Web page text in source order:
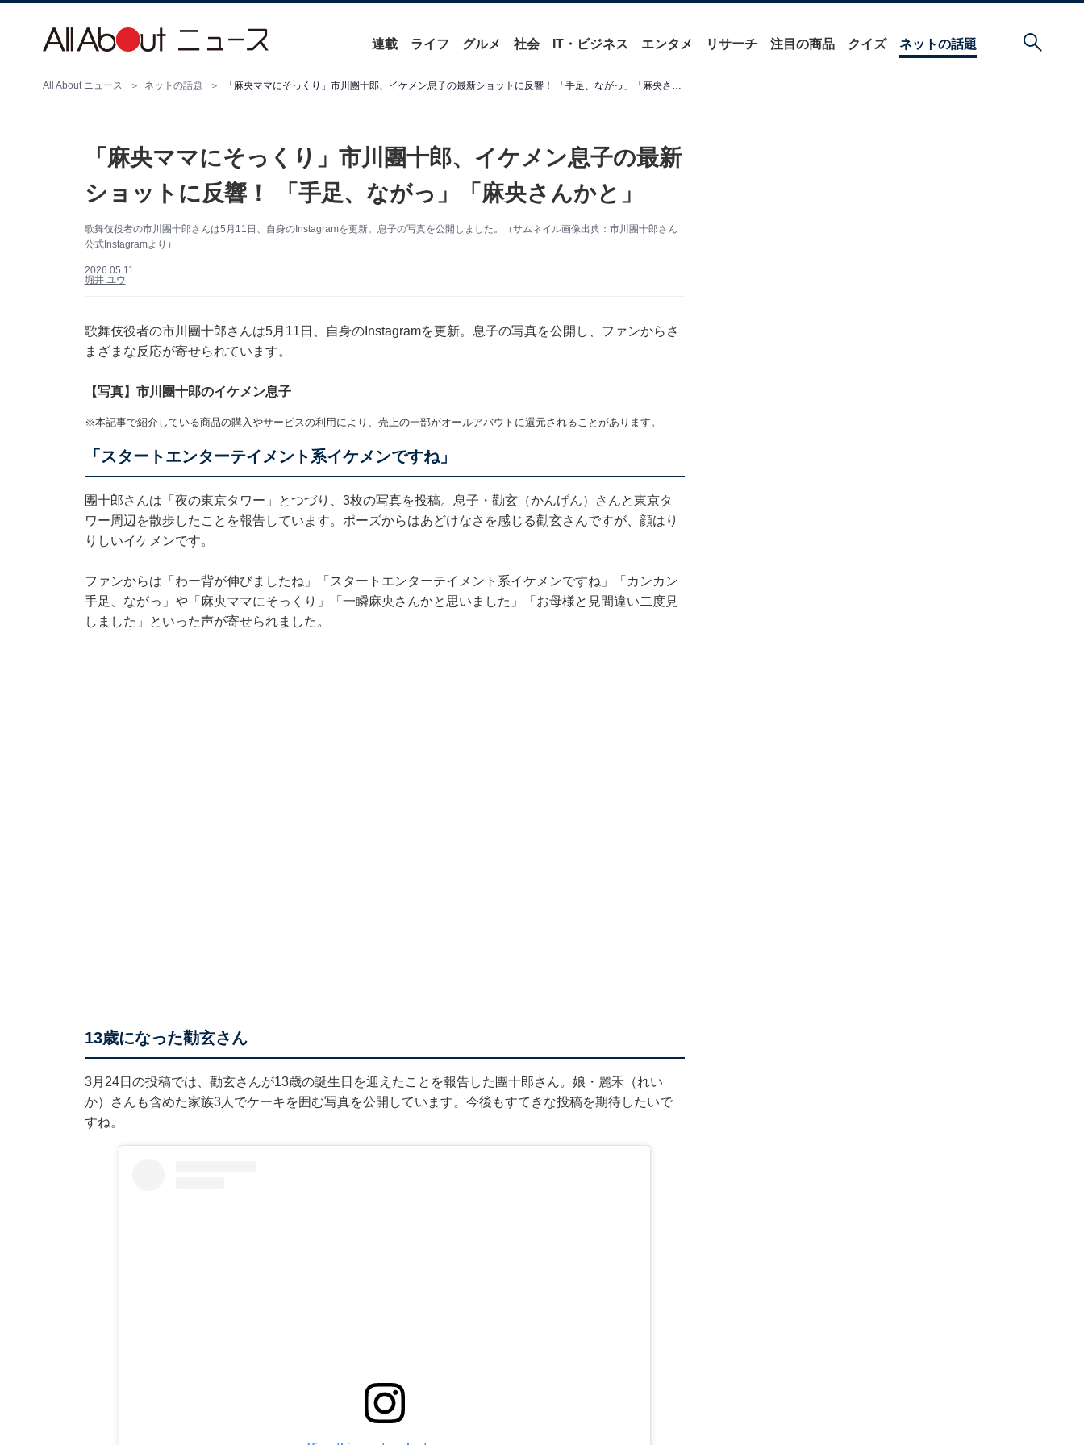
連載 ライフ グルメ 社会 IT・ビジネス エンタメ リサーチ 注目の商品 クイズ ネットの話題
All About ニュース ネットの話題 「麻央ママにそっくり」市川團十郎、イケメン息子の最新ショットに反響！ 「手足、ながっ」「麻央さんかと」
「麻央ママにそっくり」市川團十郎、イケメン息子の最新
ショットに反響！ 「手足、ながっ」「麻央さんかと」
歌舞伎役者の市川團十郎さんは5月11日、自身のInstagramを更新。息子の写真を公開しました。（サムネイル画像出典：市川團十郎さん
公式Instagramより）
2026.05.11
堀井 ユウ
歌舞伎役者の市川團十郎さんは5月11日、自身のInstagramを更新。息子の写真を公開し、ファンからさ
まざまな反応が寄せられています。
【写真】市川團十郎のイケメン息子
※本記事で紹介している商品の購入やサービスの利用により、売上の一部がオールアバウトに還元されることがあります。
「スタートエンターテイメント系イケメンですね」
團十郎さんは「夜の東京タワー」とつづり、3枚の写真を投稿。息子・勸玄（かんげん）さんと東京タ
ワー周辺を散歩したことを報告しています。ポーズからはあどけなさを感じる勸玄さんですが、顔はり
りしいイケメンです。
ファンからは「わー背が伸びましたね」「スタートエンターテイメント系イケメンですね」「カンカン
手足、ながっ」や「麻央ママにそっくり」「一瞬麻央さんかと思いました」「お母様と見間違い二度見
しました」といった声が寄せられました。
13歳になった勸玄さん
3月24日の投稿では、勸玄さんが13歳の誕生日を迎えたことを報告した團十郎さん。娘・麗禾（れい
か）さんも含めた家族3人でケーキを囲む写真を公開しています。今後もすてきな投稿を期待したいで
すね。